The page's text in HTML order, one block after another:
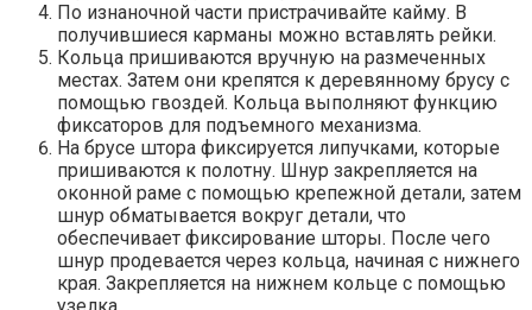
По изнаночной части пристрачивайте кайму. В
получившиеся карманы можно вставлять рейки.
Кольца пришиваются вручную на размеченных
местах. Затем они крепятся к деревянному брусу с
помощью гвоздей. Кольца выполняют функцию
фиксаторов для подъемного механизма.
На брусе штора фиксируется липучками, которые
пришиваются к полотну. Шнур закрепляется на
оконной раме с помощью крепежной детали, затем
шнур обматывается вокруг детали, что
обеспечивает фиксирование шторы. После чего
шнур продевается через кольца, начиная с нижнего
края. Закрепляется на нижнем кольце с помощью